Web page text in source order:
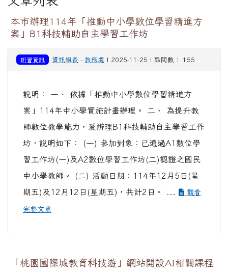
本市辦理114年「推動中小學數位學習精進方
案」B1科技輔助自主學習工作坊
研習資訊 資訊組長 - 教務處 | 2025-11-25 | 點閱數： 155
說明： 一、 依據「推動中小學數位學習精進方
案」114年中小學實施計畫辦理。 二、 為提升教
師數位教學能力，爰辨理B1科技輔助自主學習工作
坊，說明如下： (一) 參加對象：已通過A1數位學
習工作坊(一)及A2數位學習工作坊(二)認證之國民
中小學教師。 (二) 活動日期：114年12月5日(星
期五)及12月12日(星期五)，共計2日。 ...
觀看
完整文章
「桃園國際城教育科技遊」網站開設AI相關課程